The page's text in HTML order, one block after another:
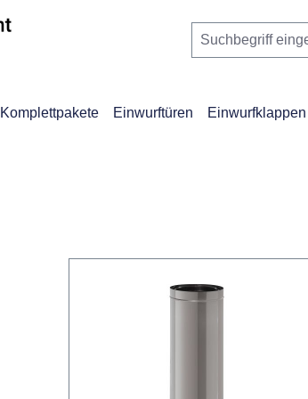
Komplettpakete Einwurftüren Einwurfklappen